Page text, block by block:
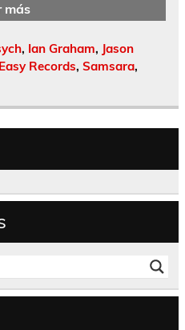
más
, Ian Graham, Jason
Records, Samsara,